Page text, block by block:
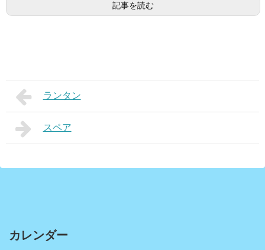
記事を読む
ランタン
スペア
カレンダー